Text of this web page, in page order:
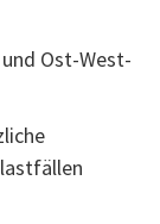
Ost-West-